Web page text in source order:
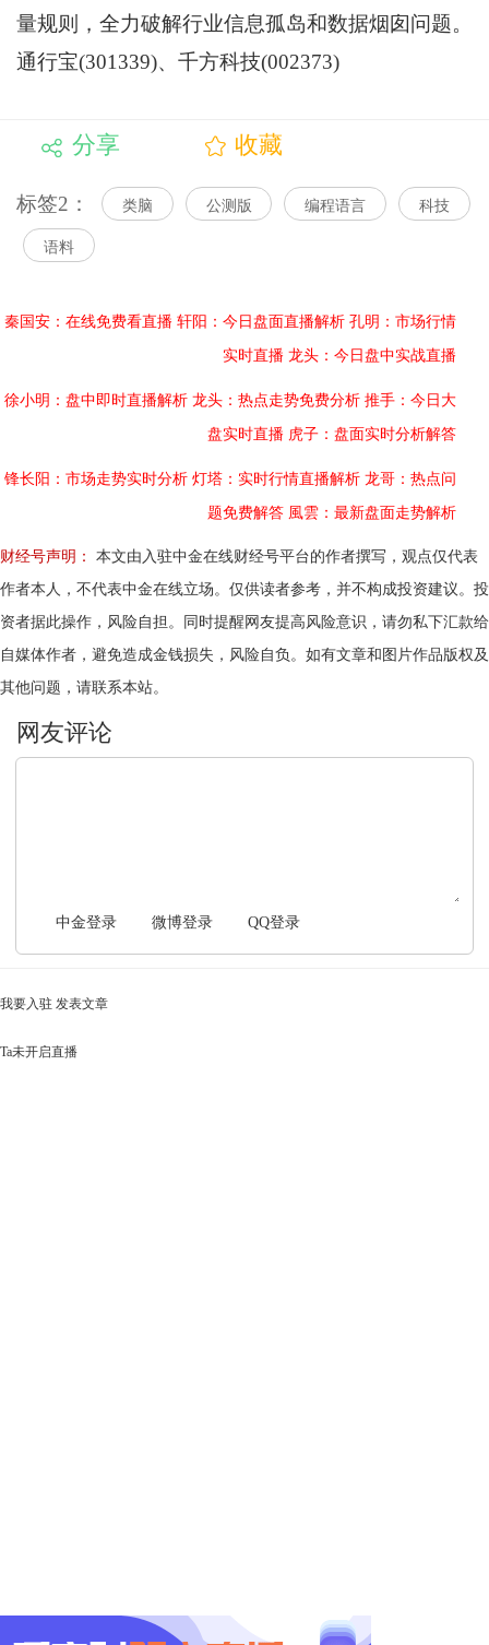
量规则，全力破解行业信息孤岛和数据烟囱问题。
通行宝(301339)、千方科技(002373)
分享 收藏
标签2： 类脑 公测版 编程语言 科技
语料
秦国安：在线免费看直播 轩阳：今日盘面直播解析 孔明：市场行情
实时直播 龙头：今日盘中实战直播
徐小明：盘中即时直播解析 龙头：热点走势免费分析 推手：今日大
盘实时直播 虎子：盘面实时分析解答
锋长阳：市场走势实时分析 灯塔：实时行情直播解析 龙哥：热点问
题免费解答 風雲：最新盘面走势解析
财经号声明：
本文由入驻中金在线财经号平台的作者撰写，观点仅代表
作者本人，不代表中金在线立场。仅供读者参考，并不构成投资建议。投
资者据此操作，风险自担。同时提醒网友提高风险意识，请勿私下汇款给
自媒体作者，避免造成金钱损失，风险自负。如有文章和图片作品版权及
其他问题，请联系本站。
中金登录 微博登录 QQ登录
我要入驻 发表文章
Ta未开启直播